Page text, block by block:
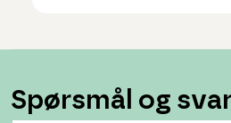
Spørsmål og